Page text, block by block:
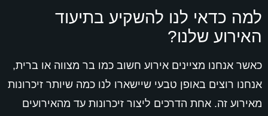
למה כדאי לנו להשקיע בתיעוד
האירוע שלנו?
כאשר אנחנו מציינים אירוע חשוב כמו בר מצווה או ברית,
אנחנו רוצים באופן טבעי שיישארו לנו כמה שיותר זיכרונות
מאירוע זה. אחת הדרכים ליצור זיכרונות עד מהאירועים